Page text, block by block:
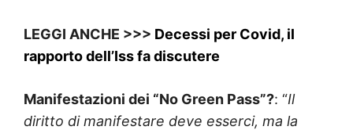
LEGGI ANCHE >>> Decessi per Covid, il
rapporto dell’Iss fa discutere
Manifestazioni dei “No Green Pass”?: “Il
diritto di manifestare deve esserci, ma la